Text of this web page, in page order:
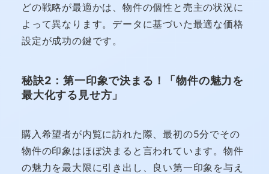
どの戦略が最適かは、物件の個性と売主の状況に
よって異なります。データに基づいた最適な価格
設定が成功の鍵です。
秘訣2：第一印象で決まる！「物件の魅力を
最大化する見せ方」
購入希望者が内覧に訪れた際、最初の5分でその
物件の印象はほぼ決まると言われています。物件
の魅力を最大限に引き出し、良い第一印象を与え